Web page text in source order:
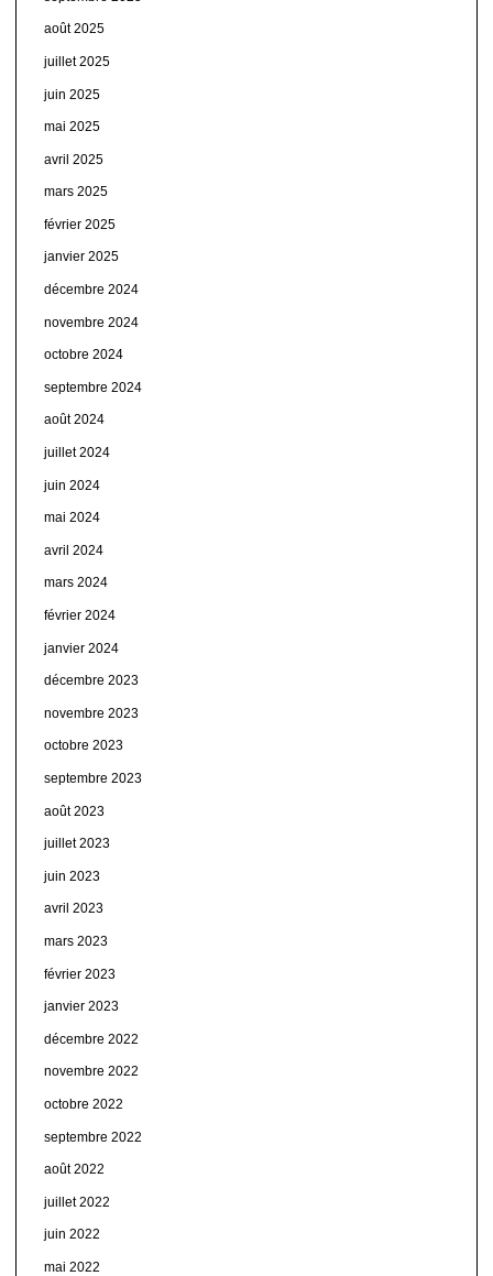
août 2025
juillet 2025
juin 2025
mai 2025
avril 2025
mars 2025
février 2025
janvier 2025
décembre 2024
novembre 2024
octobre 2024
septembre 2024
août 2024
juillet 2024
juin 2024
mai 2024
avril 2024
mars 2024
février 2024
janvier 2024
décembre 2023
novembre 2023
octobre 2023
septembre 2023
août 2023
juillet 2023
juin 2023
avril 2023
mars 2023
février 2023
janvier 2023
décembre 2022
novembre 2022
octobre 2022
septembre 2022
août 2022
juillet 2022
juin 2022
mai 2022